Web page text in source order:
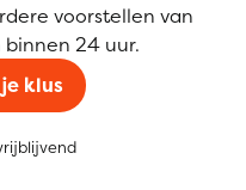
voorstellen van
24 uur.
klus